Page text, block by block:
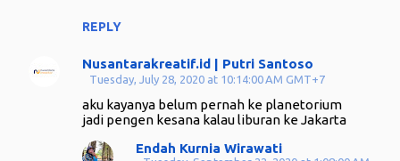
REPLY
Nusantarakreatif.id | Putri Santoso
Tuesday, July 28, 2020 at 10:14:00 AM GMT+7
aku kayanya belum pernah ke planetorium
jadi pengen kesana kalau liburan ke Jakarta
Endah Kurnia Wirawati